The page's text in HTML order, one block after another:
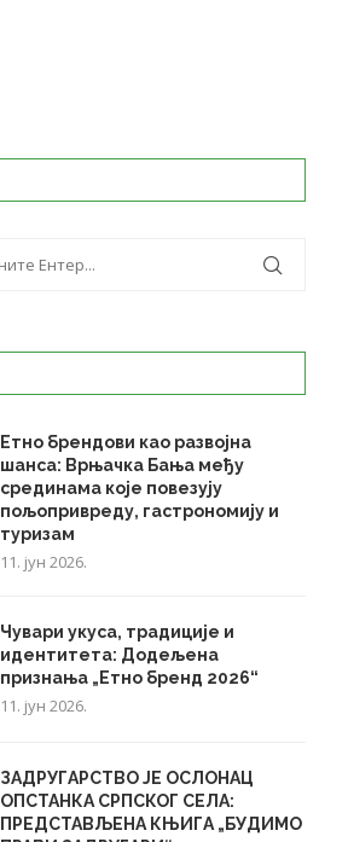
Етно брендови као развојна
шанса: Врњачка Бања међу
срединама које повезују
пољопривреду, гастрономију и
туризам
11. јун 2026.
Чувари укуса, традиције и
идентитета: Додељена
признања „Етно бренд 2026“
11. јун 2026.
ЗАДРУГАРСТВО ЈЕ ОСЛОНАЦ
ОПСТАНКА СРПСКОГ СЕЛА:
ПРЕДСТАВЉЕНА КЊИГА „БУДИМО